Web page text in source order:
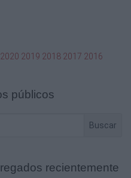
2020 2019 2018 2017 2016
públicos
Buscar
recientemente